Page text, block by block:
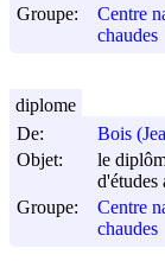
Groupe:
Centre
chaudes
De:
Bois
Objet:
le
d'études
Groupe:
Centre
chaudes
diplome